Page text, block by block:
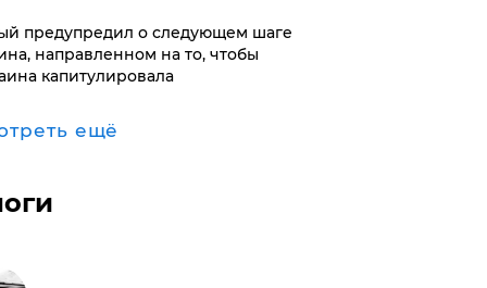
предупредил о следующем шаге
направленном на то, чтобы
капитулировала
ещё